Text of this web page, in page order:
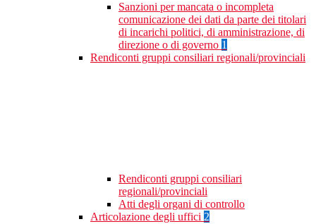
Sanzioni per mancata o incompleta
comunicazione dei dati da parte dei titolari
di incarichi politici, di amministrazione, di
direzione o di governo 1
Rendiconti gruppi consiliari regionali/provinciali
Rendiconti gruppi consiliari
regionali/provinciali
Atti degli organi di controllo
Articolazione degli uffici 2